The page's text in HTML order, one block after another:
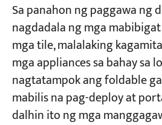
Sa panahon ng paggawa ng
nagdadala ng mga
mga tile, malalaking
mga appliances sa bahay sa
nagtatampok ang foldable
mabilis na pag-deploy at
dalhin ito ng mga